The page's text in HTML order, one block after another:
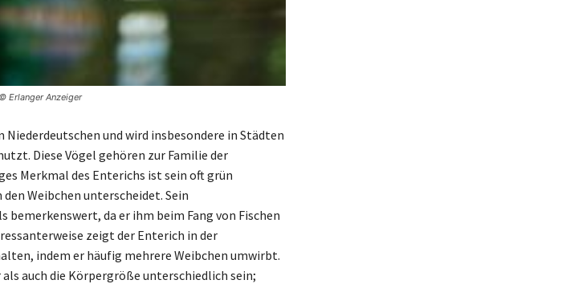
Erlanger Anzeiger
Niederdeutschen und wird insbesondere in Städten
Diese Vögel gehören zur Familie der
Merkmal des Enterichs ist sein oft grün
Weibchen unterscheidet. Sein
da er ihm beim Fang von Fischen
zeigt der Enterich in der
indem er häufig mehrere Weibchen umwirbt.
auch die Körpergröße unterschiedlich sein;